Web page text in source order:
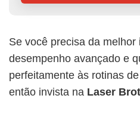
Se você precisa da
desempenho avançado e
perfeitamente às rotinas
então invista na Laser